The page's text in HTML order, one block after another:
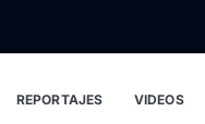
REPORTAJES VIDEOS